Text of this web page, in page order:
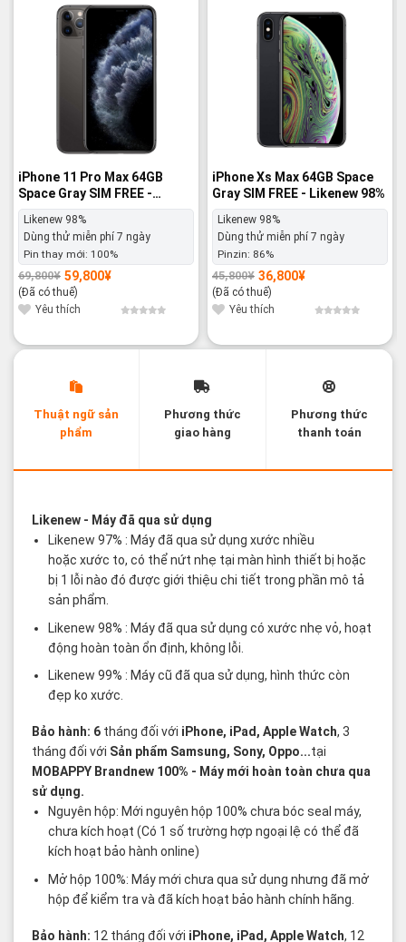
-14%
iPhone 11 Pro Max 64GB
Space Gray SIM FREE -
Likenew 98%
Likenew 98%
Dùng thử miễn phí 7 ngày
Pin thay mới: 100%
69,800¥
Giá
gốc
là:
69,800¥.
59,800¥
Giá
hiện
tại
là:
59,800¥.
(Đã có thuế)
Yêu thích
iPhone Xs Max 64GB Space
Gray SIM FREE - Likenew 98%
Likenew 98%
Dùng thử miễn phí 7 ngày
Pinzin: 86%
45,800¥
Giá
gốc
là:
45,800¥.
36,800¥
Giá
hiện
tại
là:
36,800¥.
(Đã có thuế)
Yêu thích
Thuật ngữ sản
phẩm
Phương thức
giao hàng
Phương thức
thanh toán
Likenew- Máy đã qua sử dụng
Likenew 97% : Máy đã qua sử dụng xước nhiều
hoặc xước to, có thể nứt nhẹ tại màn hình thiết bị hoặc
bị 1 lỗi nào đó được giới thiệu chi tiết trong phần mô tả
sản phẩm.
Likenew 98% : Máy đã qua sử dụng có xước nhẹ vỏ, hoạt
động hoàn toàn ổn định, không lỗi.
Likenew 99% : Máy cũ đã qua sử dụng, hình thức còn
đẹp ko xước.
Bảo hành: 6 tháng đối với iPhone, iPad, Apple Watch, 3
tháng đối với Sản phẩm Samsung, Sony, Oppo...tại
MOBAPPY Brandnew 100% - Máy mới hoàn toàn chưa qua
sử dụng.
Nguyên hộp: Mới nguyên hộp 100% chưa bóc seal máy,
chưa kích hoạt (Có 1 số trường hợp ngoại lệ có thể đã
kích hoạt bảo hành online)
Mở hộp 100%: Máy mới chưa qua sử dụng nhưng đã mở
hộp để kiểm tra và đã kích hoạt bảo hành chính hãng.
Bảo hành: 12 tháng đối với iPhone, iPad, Apple Watch, 12